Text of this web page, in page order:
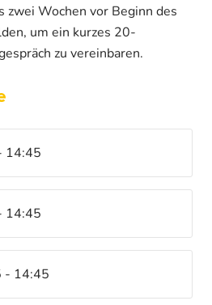
Wochen vor Beginn des
um ein kurzes 20-
zu vereinbaren.
14:45
14:45
- 14:45